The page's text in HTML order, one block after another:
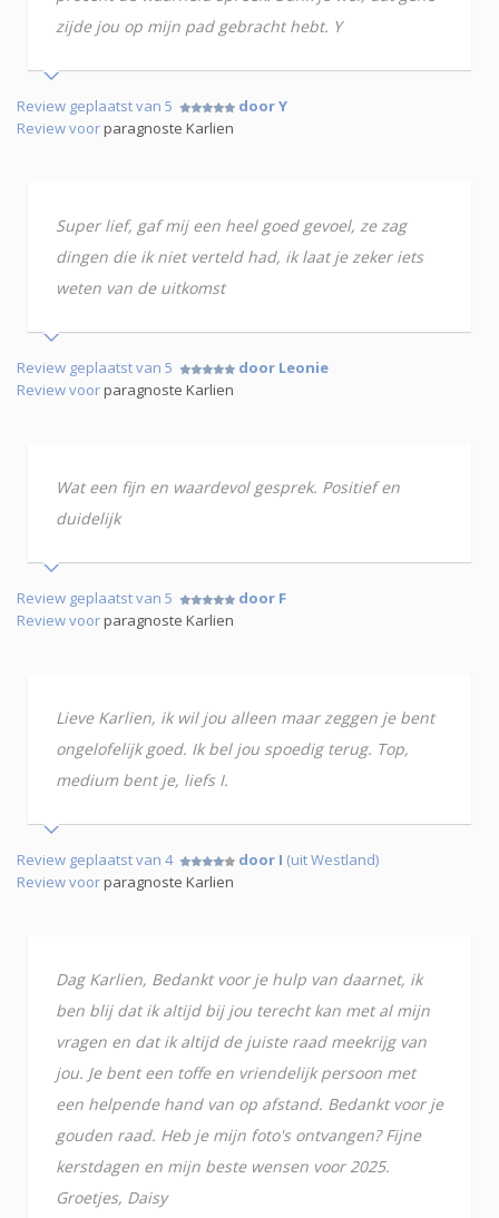
zijde jou op mijn pad gebracht hebt. Y
Review geplaatst van 5
door Y
Review voorparagnoste Karlien
Super lief, gaf mij een heel goed gevoel, ze zag
dingen die ik niet verteld had, ik laat je zeker iets
weten van de uitkomst
Review geplaatst van 5
door Leonie
Review voorparagnoste Karlien
Wat een fijn en waardevol gesprek. Positief en
duidelijk
Review geplaatst van 5
door F
Review voorparagnoste Karlien
Lieve Karlien, ik wil jou alleen maar zeggen je bent
ongelofelijk goed. Ik bel jou spoedig terug. Top,
medium bent je, liefs I.
Review geplaatst van 4 door I (uit Westland)
Review voorparagnoste Karlien
Dag Karlien, Bedankt voor je hulp van daarnet, ik
ben blij dat ik altijd bij jou terecht kan met al mijn
vragen en dat ik altijd de juiste raad meekrijg van
jou. Je bent een toffe en vriendelijk persoon met
een helpende hand van op afstand. Bedankt voor je
gouden raad. Heb je mijn foto's ontvangen? Fijne
kerstdagen en mijn beste wensen voor 2025.
Groetjes, Daisy